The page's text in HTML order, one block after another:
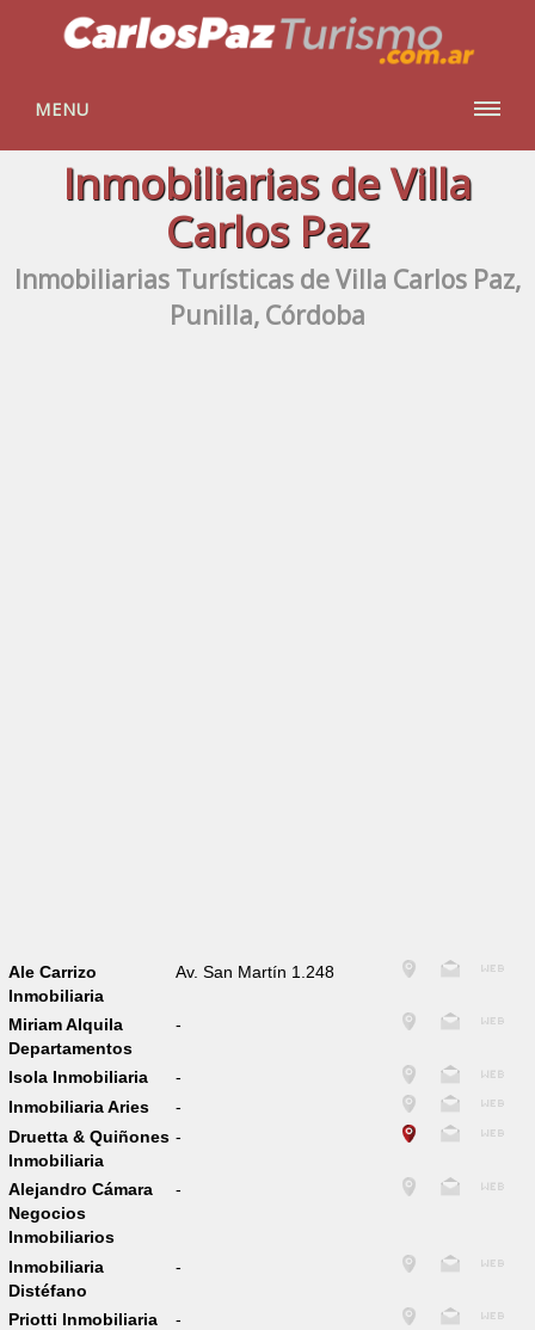
MENU
Inmobiliarias de Villa
Carlos Paz
Inmobiliarias Turísticas de Villa Carlos Paz,
Punilla, Córdoba
Ale Carrizo
Inmobiliaria
Av. San Martín 1.248
Miriam Alquila
Departamentos
-
Isola Inmobiliaria
-
Inmobiliaria Aries
-
Druetta & Quiñones
Inmobiliaria
-
Alejandro Cámara
Negocios
Inmobiliarios
-
Inmobiliaria
Distéfano
-
Priotti Inmobiliaria
-